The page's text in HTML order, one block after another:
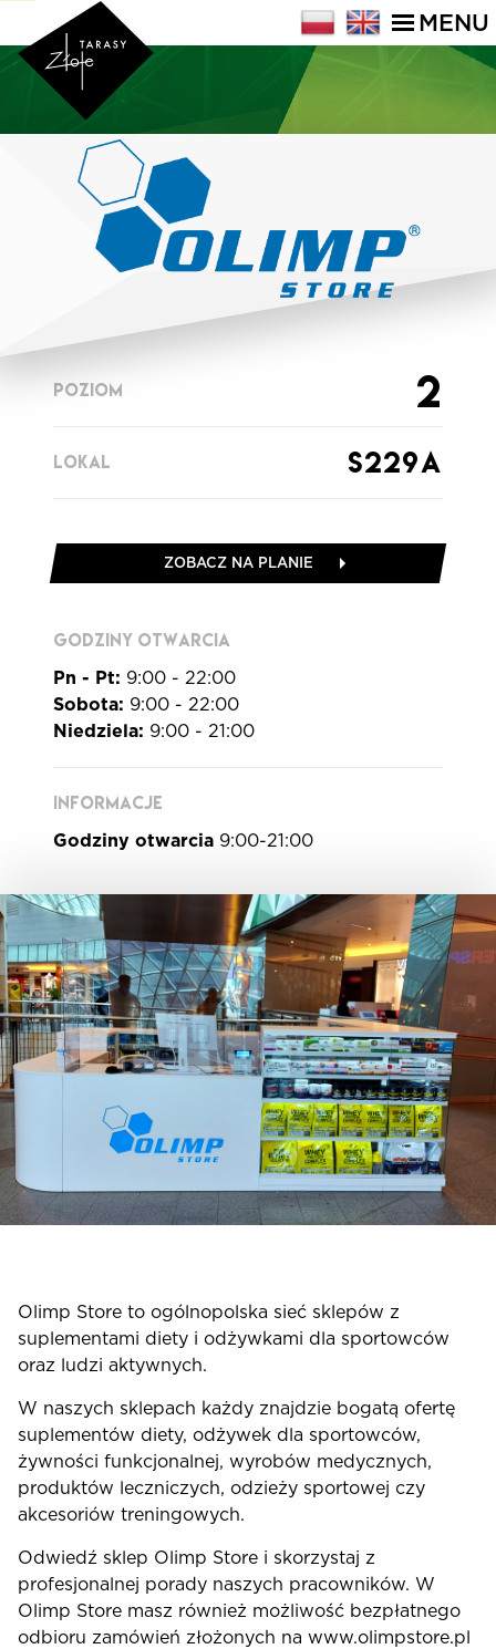
MENU
POZIOM 2
LOKAL s229a
ZOBACZ NA PLANIE
GODZINY OTWARCIA
Pn - Pt: 9:00 - 22:00
Sobota: 9:00 - 22:00
Niedziela: 9:00 - 21:00
INFORMACJE
Godziny otwarcia 9:00-21:00
Olimp Store to ogólnopolska sieć sklepów z
suplementami diety i odżywkami dla sportowców
oraz ludzi aktywnych.
W naszych sklepach każdy znajdzie bogatą ofertę
suplementów diety, odżywek dla sportowców,
żywności funkcjonalnej, wyrobów medycznych,
produktów leczniczych, odzieży sportowej czy
akcesoriów treningowych.
Odwiedź sklep Olimp Store i skorzystaj z
profesjonalnej porady naszych pracowników. W
Olimp Store masz również możliwość bezpłatnego
odbioru zamówień złożonych na www.olimpstore.pl